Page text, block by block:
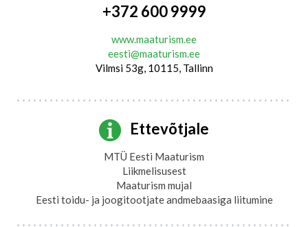
+372 600 9999
www.maaturism.ee
eesti@maaturism.ee
Vilmsi 53g, 10115, Tallinn
Ettevõtjale
MTÜ Eesti Maaturism
Liikmelisusest
Maaturism mujal
Eesti toidu- ja joogitootjate andmebaasiga liitumine